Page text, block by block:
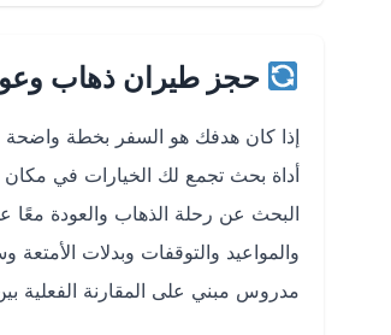
حجز طيران ذهاب
إذا كان هدفك هو السفر بخطة واضحة
أداة بحث تجمع لك الخيارات في مكان
البحث عن رحلة الذهاب والعودة
والمواعيد والتوقفات وبدلات
مدروس مبني على المقارنة الفعلية بين